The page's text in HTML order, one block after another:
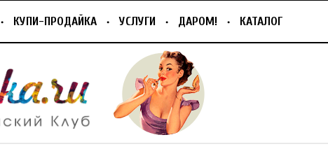
КУПИ-ПРОДАЙКА УСЛУГИ ДАРОМ! КАТАЛОГ